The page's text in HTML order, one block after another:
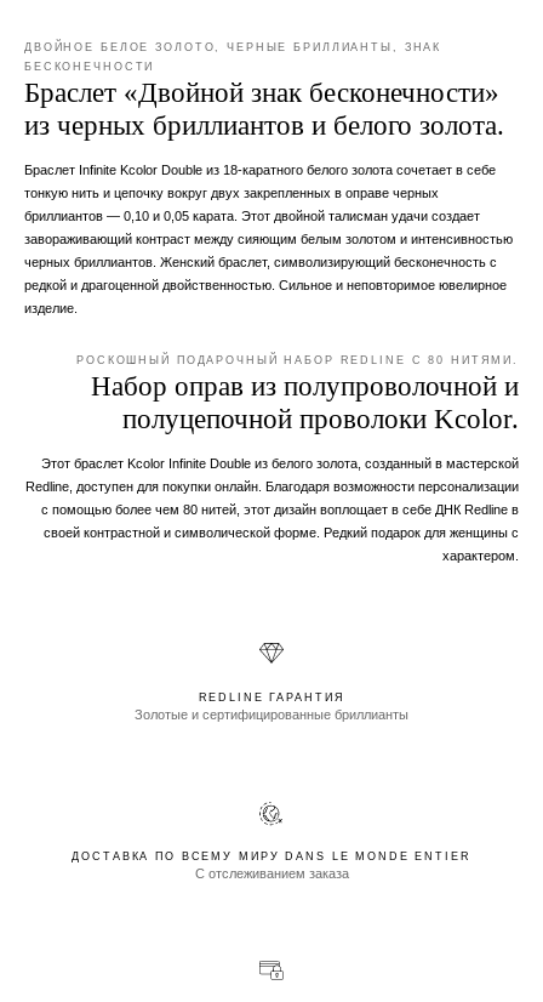
ДВОЙНОЕ БЕЛОЕ ЗОЛОТО, ЧЕРНЫЕ БРИЛЛИАНТЫ, ЗНАК
БЕСКОНЕЧНОСТИ
Браслет «Двойной знак бесконечности»
из черных бриллиантов и белого золота.
Браслет Infinite Kcolor Double из 18-каратного белого золота сочетает в себе
тонкую нить и цепочку вокруг двух закрепленных в оправе черных
бриллиантов — 0,10 и 0,05 карата. Этот двойной талисман удачи создает
завораживающий контраст между сияющим белым золотом и интенсивностью
черных бриллиантов. Женский браслет, символизирующий бесконечность с
редкой и драгоценной двойственностью. Сильное и неповторимое ювелирное
изделие.
РОСКОШНЫЙ ПОДАРОЧНЫЙ НАБОР REDLINE С 80 НИТЯМИ.
Набор оправ из полупроволочной и
полуцепочной проволоки Kcolor.
Этот браслет Kcolor Infinite Double из белого золота, созданный в мастерской
Redline, доступен для покупки онлайн. Благодаря возможности персонализации
с помощью более чем 80 нитей, этот дизайн воплощает в себе ДНК Redline в
своей контрастной и символической форме. Редкий подарок для женщины с
характером.
REDLINE ГАРАНТИЯ
Золотые и сертифицированные бриллианты
ДОСТАВКА ПО ВСЕМУ МИРУ DANS LE MONDE ENTIER
С отслеживанием заказа